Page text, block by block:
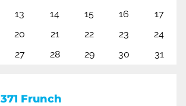
13 14 15 16
17
20 21 22 23
24
27 28 29 30 31
371 Frunch